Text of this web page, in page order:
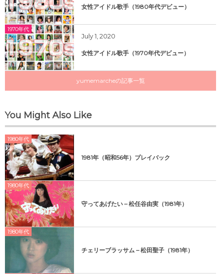
女性アイドル歌手（1980年代デビュー）
1970年代
July 1, 2020
女性アイドル歌手（1970年代デビュー）
yumemarcheの記事一覧
You Might Also Like
1980年代
1981年（昭和56年）プレイバック
1980年代
守ってあげたい – 松任谷由実（1981年）
1980年代
チェリーブラッサム – 松田聖子（1981年）